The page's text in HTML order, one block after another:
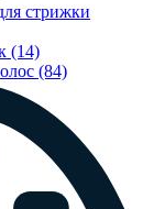
стрижки
(14)
(84)